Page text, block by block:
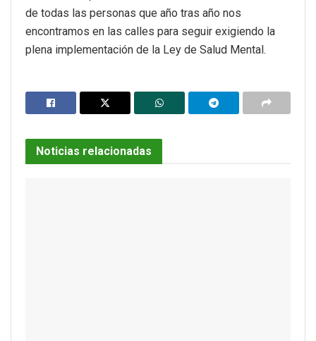
de todas las personas que año tras año nos
encontramos en las calles para seguir exigiendo la
plena implementación de la Ley de Salud Mental.
Noticias relacionadas